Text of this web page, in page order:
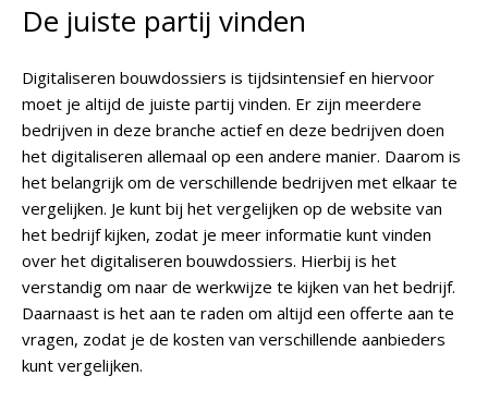
De juiste partij vinden
Digitaliseren bouwdossiers is tijdsintensief en hiervoor
moet je altijd de juiste partij vinden. Er zijn meerdere
bedrijven in deze branche actief en deze bedrijven doen
het digitaliseren allemaal op een andere manier. Daarom is
het belangrijk om de verschillende bedrijven met elkaar te
vergelijken. Je kunt bij het vergelijken op de website van
het bedrijf kijken, zodat je meer informatie kunt vinden
over het digitaliseren bouwdossiers. Hierbij is het
verstandig om naar de werkwijze te kijken van het bedrijf.
Daarnaast is het aan te raden om altijd een offerte aan te
vragen, zodat je de kosten van verschillende aanbieders
kunt vergelijken.